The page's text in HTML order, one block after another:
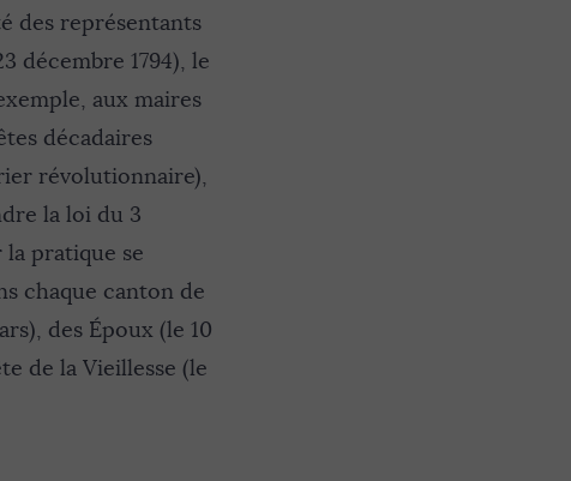
des représentants
décembre 1794), le
aux maires
décadaires
révolutionnaire),
la loi du 3
pratique se
chaque canton de
des Époux (le 10
de la Vieillesse (le